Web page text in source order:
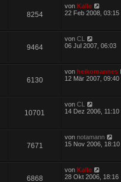
8254
vonKalle
22 Feb 2008, 03:15
9464
vonCL
06 Jul 2007, 06:03
6130
vonheikomannes
12 Mär 2007, 09:40
10701
vonCL
14 Dez 2006, 11:10
7671
vonnotamann
15 Nov 2006, 18:10
6868
vonKalle
28 Okt 2006, 18:16